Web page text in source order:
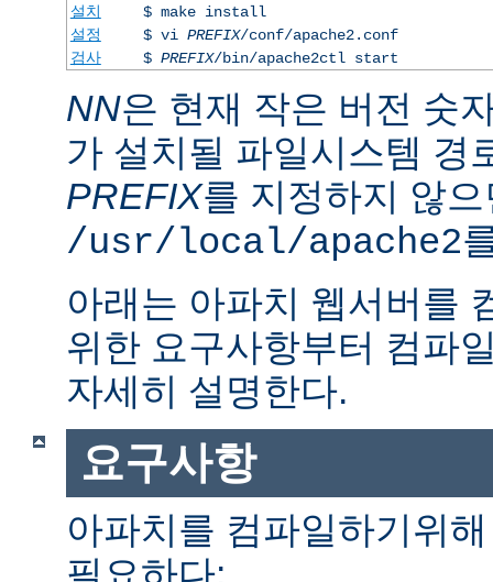
설치
$ make install
설정
$ vi PREFIX/conf/apache2.conf
검사
$ PREFIX/bin/apache2ctl start
NN은 현재 작은 버전 숫
가 설치될 파일시스템 경
PREFIX를 지정하지 않
/usr/local/apache2
아래는 아파치 웹서버를
위한 요구사항부터 컴파
자세히 설명한다.
요구사항
아파치를 컴파일하기위
필요하다: